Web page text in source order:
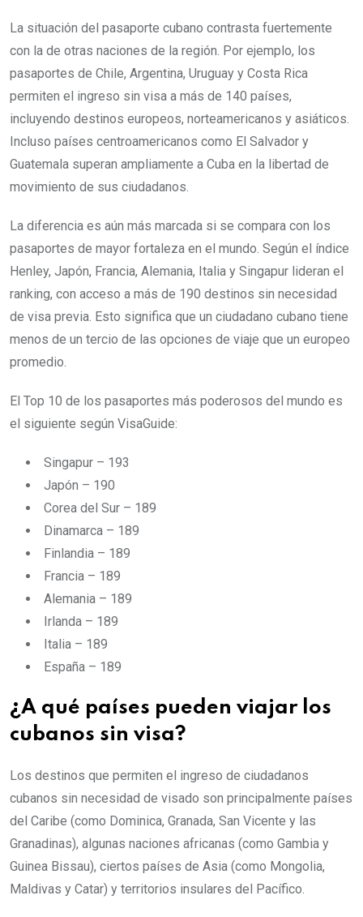
La situación del pasaporte cubano contrasta fuertemente
con la de otras naciones de la región. Por ejemplo, los
pasaportes de Chile, Argentina, Uruguay y Costa Rica
permiten el ingreso sin visa a más de 140 países,
incluyendo destinos europeos, norteamericanos y asiáticos.
Incluso países centroamericanos como El Salvador y
Guatemala superan ampliamente a Cuba en la libertad de
movimiento de sus ciudadanos.
La diferencia es aún más marcada si se compara con los
pasaportes de mayor fortaleza en el mundo. Según el índice
Henley, Japón, Francia, Alemania, Italia y Singapur lideran el
ranking, con acceso a más de 190 destinos sin necesidad
de visa previa. Esto significa que un ciudadano cubano tiene
menos de un tercio de las opciones de viaje que un europeo
promedio.
El Top 10 de los pasaportes más poderosos del mundo es
el siguiente según VisaGuide:
Singapur – 193
Japón – 190
Corea del Sur – 189
Dinamarca – 189
Finlandia – 189
Francia – 189
Alemania – 189
Irlanda – 189
Italia – 189
España – 189
¿A qué países pueden viajar los
cubanos sin visa?
Los destinos que permiten el ingreso de ciudadanos
cubanos sin necesidad de visado son principalmente países
del Caribe (como Dominica, Granada, San Vicente y las
Granadinas), algunas naciones africanas (como Gambia y
Guinea Bissau), ciertos países de Asia (como Mongolia,
Maldivas y Catar) y territorios insulares del Pacífico.